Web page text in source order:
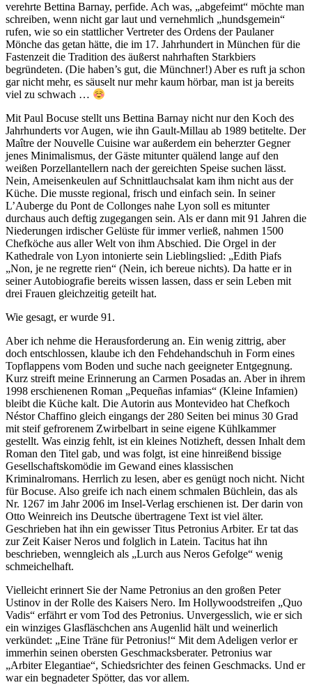
verehrte Bettina Barnay, perfide. Ach was, „abgefeimt“ möchte man
schreiben, wenn nicht gar laut und vernehmlich „hundsgemein“
rufen, wie so ein stattlicher Vertreter des Ordens der Paulaner
Mönche das getan hätte, die im 17. Jahrhundert in München für die
Fastenzeit die Tradition des äußerst nahrhaften Starkbiers
begründeten. (Die haben’s gut, die Münchner!) Aber es ruft ja schon
gar nicht mehr, es säuselt nur mehr kaum hörbar, man ist ja bereits
viel zu schwach …
Mit Paul Bocuse stellt uns Bettina Barnay nicht nur den Koch des
Jahrhunderts vor Augen, wie ihn Gault-Millau ab 1989 betitelte. Der
Maître der Nouvelle Cuisine war außerdem ein beherzter Gegner
jenes Minimalismus, der Gäste mitunter quälend lange auf den
weißen Porzellantellern nach der gereichten Speise suchen lässt.
Nein, Ameisenkeulen auf Schnittlauchsalat kam ihm nicht aus der
Küche. Die musste regional, frisch und einfach sein. In seiner
L’Auberge du Pont de Collonges nahe Lyon soll es mitunter
durchaus auch deftig zugegangen sein. Als er dann mit 91 Jahren die
Niederungen irdischer Gelüste für immer verließ, nahmen 1500
Chefköche aus aller Welt von ihm Abschied. Die Orgel in der
Kathedrale von Lyon intonierte sein Lieblingslied: „Edith Piafs
„Non, je ne regrette rien“ (Nein, ich bereue nichts). Da hatte er in
seiner Autobiografie bereits wissen lassen, dass er sein Leben mit
drei Frauen gleichzeitig geteilt hat.
Wie gesagt, er wurde 91.
Aber ich nehme die Herausforderung an. Ein wenig zittrig, aber
doch entschlossen, klaube ich den Fehdehandschuh in Form eines
Topflappens vom Boden und suche nach geeigneter Entgegnung.
Kurz streift meine Erinnerung an Carmen Posadas an. Aber in ihrem
1998 erschienenen Roman „Pequeñas infamias“ (Kleine Infamien)
bleibt die Küche kalt. Die Autorin aus Montevideo hat Chefkoch
Néstor Chaffino gleich eingangs der 280 Seiten bei minus 30 Grad
mit steif gefrorenem Zwirbelbart in seine eigene Kühlkammer
gestellt. Was einzig fehlt, ist ein kleines Notizheft, dessen Inhalt dem
Roman den Titel gab, und was folgt, ist eine hinreißend bissige
Gesellschaftskomödie im Gewand eines klassischen
Kriminalromans. Herrlich zu lesen, aber es genügt noch nicht. Nicht
für Bocuse. Also greife ich nach einem schmalen Büchlein, das als
Nr. 1267 im Jahr 2006 im Insel-Verlag erschienen ist. Der darin von
Otto Weinreich ins Deutsche übertragene Text ist viel älter.
Geschrieben hat ihn ein gewisser Titus Petronius Arbiter. Er tat das
zur Zeit Kaiser Neros und folglich in Latein. Tacitus hat ihn
beschrieben, wenngleich als „Lurch aus Neros Gefolge“ wenig
schmeichelhaft.
Vielleicht erinnert Sie der Name Petronius an den großen Peter
Ustinov in der Rolle des Kaisers Nero. Im Hollywoodstreifen „Quo
Vadis“ erfährt er vom Tod des Petronius. Unvergesslich, wie er sich
ein winziges Glasfläschchen ans Augenlid hält und weinerlich
verkündet: „Eine Träne für Petronius!“ Mit dem Adeligen verlor er
immerhin seinen obersten Geschmacksberater. Petronius war
„Arbiter Elegantiae“, Schiedsrichter des feinen Geschmacks. Und er
war ein begnadeter Spötter, das vor allem.